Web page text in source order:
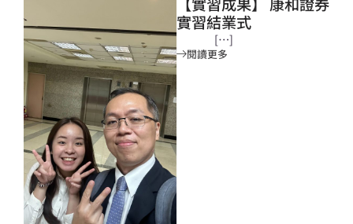
實習結業式
[…]
閱讀更多